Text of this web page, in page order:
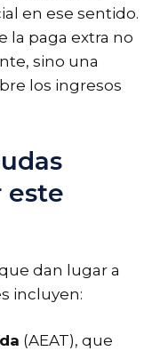
en ese sentido.
la paga extra no
sino una
los ingresos
este
dan lugar a
incluyen:
(AEAT), que